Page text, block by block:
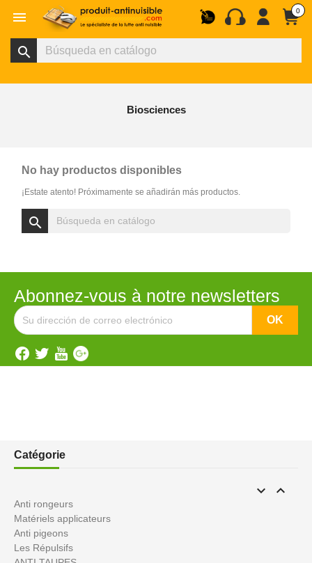
 0
search
Biosciences
No hay productos disponibles
¡Estate atento! Próximamente se añadirán más productos.
search
Abonnez-vous à notre newsletters
Catégorie
 
Anti rongeurs
Matériels applicateurs
Anti pigeons
Les Répulsifs